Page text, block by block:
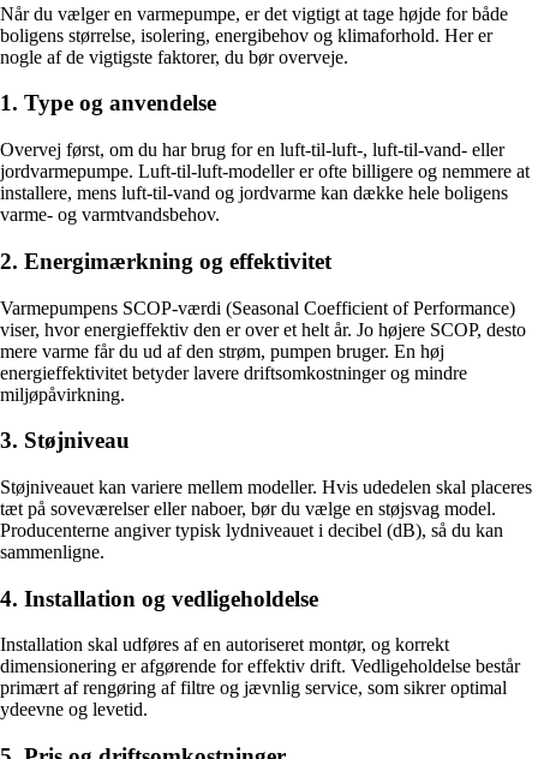
Når du vælger en varmepumpe, er det vigtigt at tage højde for både
boligens størrelse, isolering, energibehov og klimaforhold. Her er
nogle af de vigtigste faktorer, du bør overveje.
1. Type og anvendelse
Overvej først, om du har brug for en luft-til-luft-, luft-til-vand- eller
jordvarmepumpe. Luft-til-luft-modeller er ofte billigere og nemmere at
installere, mens luft-til-vand og jordvarme kan dække hele boligens
varme- og varmtvandsbehov.
2. Energimærkning og effektivitet
Varmepumpens SCOP-værdi (Seasonal Coefficient of Performance)
viser, hvor energieffektiv den er over et helt år. Jo højere SCOP, desto
mere varme får du ud af den strøm, pumpen bruger. En høj
energieffektivitet betyder lavere driftsomkostninger og mindre
miljøpåvirkning.
3. Støjniveau
Støjniveauet kan variere mellem modeller. Hvis udedelen skal placeres
tæt på soveværelser eller naboer, bør du vælge en støjsvag model.
Producenterne angiver typisk lydniveauet i decibel (dB), så du kan
sammenligne.
4. Installation og vedligeholdelse
Installation skal udføres af en autoriseret montør, og korrekt
dimensionering er afgørende for effektiv drift. Vedligeholdelse består
primært af rengøring af filtre og jævnlig service, som sikrer optimal
ydeevne og levetid.